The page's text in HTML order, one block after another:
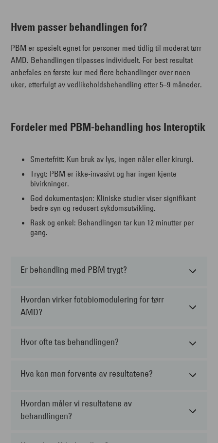
Hvem passer behandlingen for?
PBM er spesielt egnet for personer med tidlig til moderat tørr
AMD. Behandlingen tilpasses individuelt. For best resultat
anbefales en første kur med flere behandlinger over noen
uker, etterfulgt av vedlikeholdsbehandling etter 5–9 måneder.
Fordeler med PBM-behandling hos Interoptik
Smertefritt: Kun bruk av lys, ingen nåler eller kirurgi.
Trygt: PBM er ikke-invasivt og har ingen kjente
bivirkninger.
God dokumentasjon: Kliniske studier viser signifikant
bedre syn og redusert sykdomsutvikling.
Rask og enkel: Behandlingen tar kun 12 minutter per
gang.
Er behandling med PBM trygt?
Hvordan virker fotobiomodulering for tørr
AMD?
Hvor ofte tas behandlingen?
Hva kan man forvente av resultatene?
Hvordan måler vi resultatene av
behandlingen?